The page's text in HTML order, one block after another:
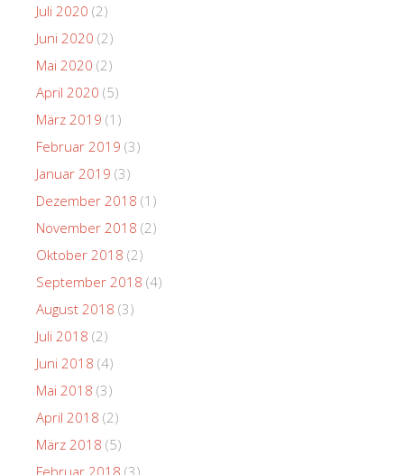
Juli 2020 (2)
Juni 2020 (2)
Mai 2020 (2)
April 2020 (5)
März 2019 (1)
Februar 2019 (3)
Januar 2019 (3)
Dezember 2018 (1)
November 2018 (2)
Oktober 2018 (2)
September 2018 (4)
August 2018 (3)
Juli 2018 (2)
Juni 2018 (4)
Mai 2018 (3)
April 2018 (2)
März 2018 (5)
Februar 2018 (3)